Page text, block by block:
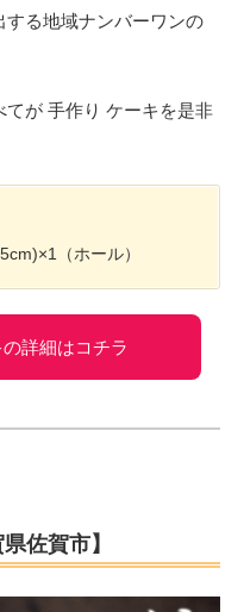
る地域ナンバーワンの
が 手作り ケーキを是非
（ホール）
詳細はコチラ
佐賀市】